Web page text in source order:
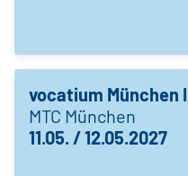
vocatium München I
MTC München
11.05. / 12.05.2027